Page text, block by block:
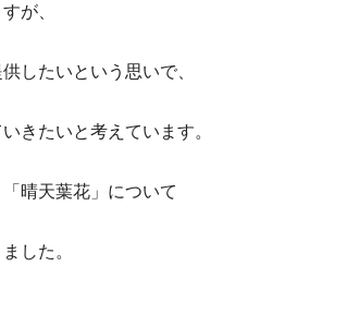
が、
したいという思いで、
きたいと考えています。
晴天葉花」について
した。